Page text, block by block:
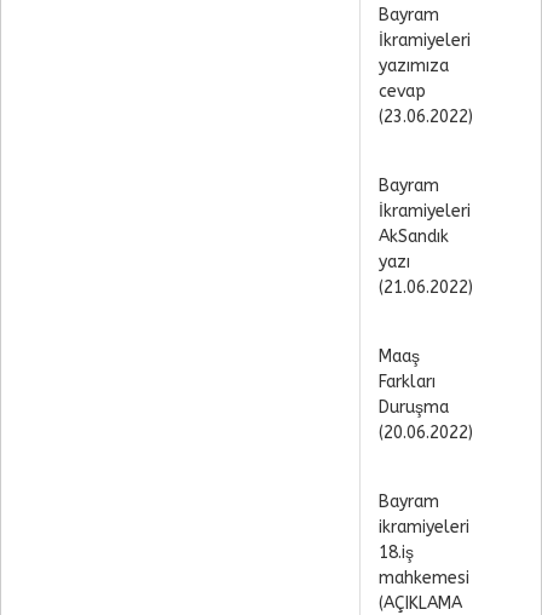
Bayram
İkramiyeleri
yazımıza
cevap
(23.06.2022)
Bayram
İkramiyeleri
AkSandık
yazı
(21.06.2022)
Maaş
Farkları
Duruşma
(20.06.2022)
Bayram
ikramiyeleri
18.iş
mahkemesi
(AÇIKLAMA